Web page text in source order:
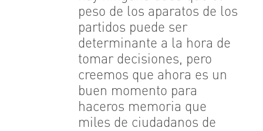
peso de los aparatos de los
partidos puede ser
determinante a la hora de
tomar decisiones, pero
creemos que ahora es un
buen momento para
haceros memoria que
miles de ciudadanos de